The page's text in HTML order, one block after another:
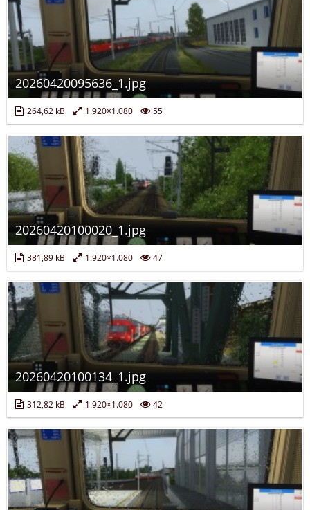
20260420095636_1.jpg
264,62 kB 1.920×1.080 55
20260420100020_1.jpg
381,89 kB 1.920×1.080 47
20260420100134_1.jpg
312,82 kB 1.920×1.080 42